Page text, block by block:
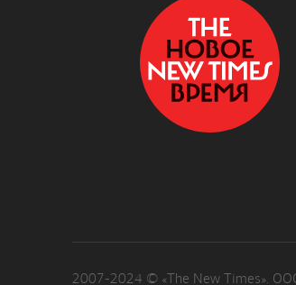
2007-2024 © «The New Times». ООО